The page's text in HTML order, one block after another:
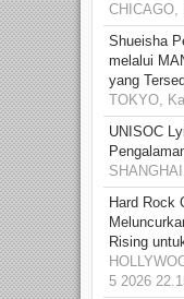
CHICAGO,
Shueisha
melalui
yang
TOKYO,
UNISOC
Hard Rock
Rising
5 2026